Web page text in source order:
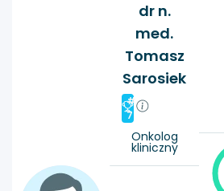
dr n.
med.
Tomasz
Sarosiek
#
7
Onkolog
kliniczny